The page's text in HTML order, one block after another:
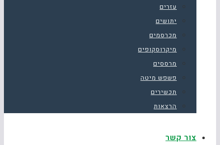
עזרים
יתושים
מכרסמים
מיקרוסקופים
מרססים
פשפש מיטה
תכשירים
הרצאות
צור קשר